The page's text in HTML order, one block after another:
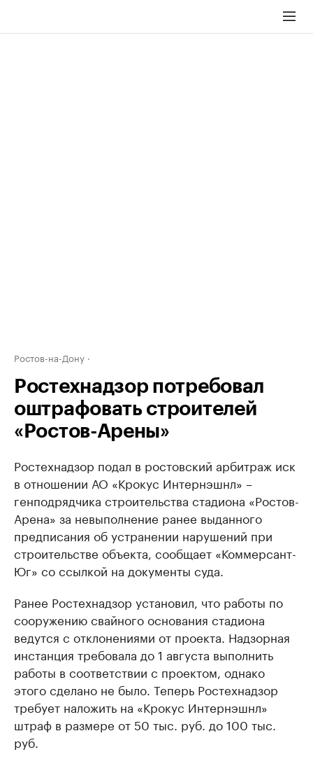
Ростов-на-Дону
Ростехнадзор потребовал
оштрафовать строителей
«Ростов-Арены»
Ростехнадзор подал в ростовский арбитраж иск
в отношении АО «Крокус Интернэшнл» –
генподрядчика строительства стадиона «Ростов-
Арена» за невыполнение ранее выданного
предписания об устранении нарушений при
строительстве объекта, сообщает «Коммерсант-
Юг» со ссылкой на документы суда.
Ранее Ростехнадзор установил, что работы по
сооружению свайного основания стадиона
ведутся с отклонениями от проекта. Надзорная
инстанция требовала до 1 августа выполнить
работы в соответствии с проектом, однако
этого сделано не было. Теперь Ростехнадзор
требует наложить на «Крокус Интернэшнл»
штраф в размере от 50 тыс. руб. до 100 тыс.
руб.